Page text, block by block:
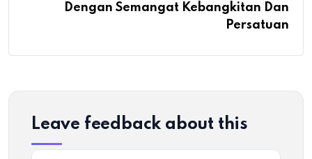
Dengan Semangat Kebangkitan Dan
Persatuan
Leave feedback about this